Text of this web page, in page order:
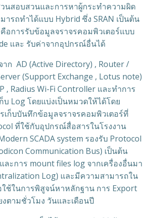
นสอบสวนและการหาผู้กระทำความผิด
ารถทำได้แบบ Hybrid ซึ่ง SRAN เป็นต้น
อการรับข้อมูลจราจรคอมพิวเตอร์แบบ
และ รับค่าจากอุปกรณ์อื่นได้
าก AD (Active Directory) , Router /
(Support Exchange , Lotus note)
, Radius Wi-Fi Controller และทำการ
บ Log โดยแบ่งเป็นหมวดให้ได้โดย
เก็บบันทึกข้อมูลจราจรคอมพิวเตอร์ที่
ที่ใช้กับอุปกรณ์สื่อสารในโรงงาน
SCADA system รองรับ Protocol
Communication Bus) เป็นต้น
และการ mount files log จากเครื่องอื่นมา
Log) และมีความสามารถใน
ใช้ในการพิสูจน์หาหลักฐาน การ Export
งตามชั่วโมง วันและเดือนปี